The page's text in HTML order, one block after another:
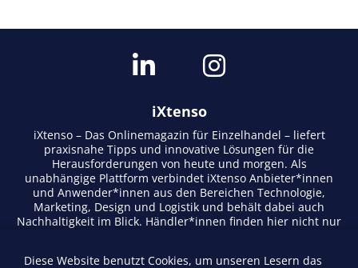
iXtenso
iXtenso – Das Onlinemagazin für Einzelhandel – liefert
praxisnahe Tipps und innovative Lösungen für die
Herausforderungen von heute und morgen. Als
unabhängige Plattform verbindet iXtenso Anbieter*innen
und Anwender*innen aus den Bereichen Technologie,
Marketing, Design und Logistik und behält dabei auch
Nachhaltigkeit im Blick. Händler*innen finden hier nicht nur
lebendigen Schreibstil und relevantem Content fördert das
Diese Website benutzt Cookies, um unseren Lesern das